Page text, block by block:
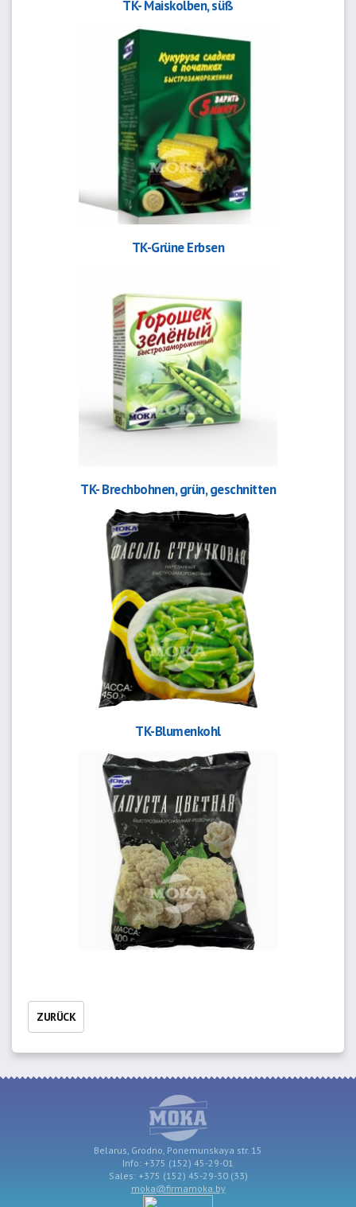
TK- Maiskolben, süß
TK-Grüne Erbsen
TK- Brechbohnen, grün, geschnitten
TK-Blumenkohl
ZURÜCK
Belarus, Grodno, Ponemunskaya str. 15
Info: +375 (152) 45-29-01
Sales: +375 (152) 45-29-30 (33)
moka@firmamoka.by